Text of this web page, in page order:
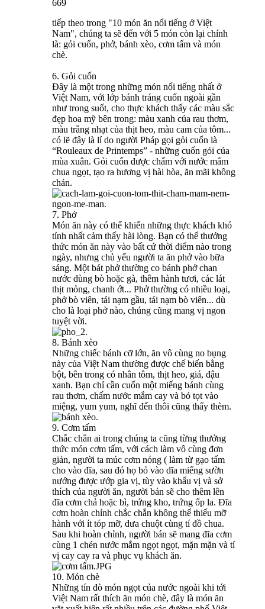
669
tiếp theo trong "10 món ăn nổi tiếng ở Việt
Nam", chúng ta sẽ đến với 5 món còn lại chính
là: gỏi cuốn, phở, bánh xèo, cơm tấm và món
chè.
6. Gỏi cuốn
Đây là một trong những món nổi tiếng nhất ở
Việt Nam, với lớp bánh tráng cuốn ngoài gần
như trong suốt, cho thực khách thấy các màu sắc
đẹp hoa mỹ bên trong: màu xanh của rau thơm,
màu trắng nhạt của thịt heo, màu cam của tôm...
có lẽ đây là lí do người Pháp gọi gỏi cuốn là
“Rouleaux de Printemps” - những cuốn gỏi của
mùa xuân. Gỏi cuốn được chấm với nước mắm
chua ngọt, tạo ra hương vị hài hòa, ăn mãi không
chán.
7. Phở
Món ăn này có thể khiến những thực khách khó
tính nhất cảm thấy hài lòng. Bạn có thể thưởng
thức món ăn này vào bất cứ thời điểm nào trong
ngày, nhưng chủ yếu người ta ăn phở vào bữa
sáng. Một bát phở thường co bánh phở chan
nước dùng bò hoặc gà, thêm hành tươi, các lát
thịt mỏng, chanh ớt... Phở thường có nhiều loại,
phở bò viên, tái nạm gầu, tái nạm bò viên... dù
cho là loại phở nào, chúng cũng mang vị ngon
tuyệt vời.
8. Bánh xèo
Những chiếc bánh cỡ lớn, ăn vô cùng no bụng
này của Việt Nam thường được chế biến bằng
bột, bên trong có nhân tôm, thịt heo, giá, đậu
xanh. Bạn chỉ cần cuốn một miếng bánh cùng
rau thơm, chấm nước mắm cay và bỏ tọt vào
miệng, yum yum, nghĩ đến thôi cũng thấy thèm.
9. Cơm tấm
Chắc chắn ai trong chúng ta cũng từng thưởng
thức món cơm tấm, với cách làm vô cùng đơn
giản, người ta múc cơm nóng ( làm từ gạo tấm
cho vào đĩa, sau đó họ bỏ vào dĩa miếng sườn
nướng được ướp gia vị, tùy vào khẩu vị và sở
thích của người ăn, người bán sẽ cho thêm lên
đĩa cơm chả hoặc bì, trứng kho, trứng ốp la. Đĩa
cơm hoàn chỉnh chắc chắn không thể thiếu mỡ
hành với ít tóp mỡ, dưa chuột cùng tí đồ chua.
Sau khi hoàn chỉnh, người bán sẽ mang đĩa cơm
cùng 1 chén nước mắm ngọt ngọt, mặn mặn và tí
vị cay cay ra và phục vụ khách ăn.
10. Món chè
Những tín đò món ngọt của nước ngoài khi tới
Việt Nam rất thích ăn món chè, đây là món ăn